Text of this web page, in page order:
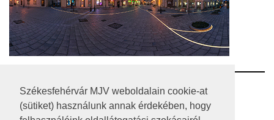
Székesfehérvár MJV weboldalain cookie-at
(sütiket) használunk annak érdekében, hogy
RSS
A HONLAP 2017.03.31-I ÁLLAPOTA